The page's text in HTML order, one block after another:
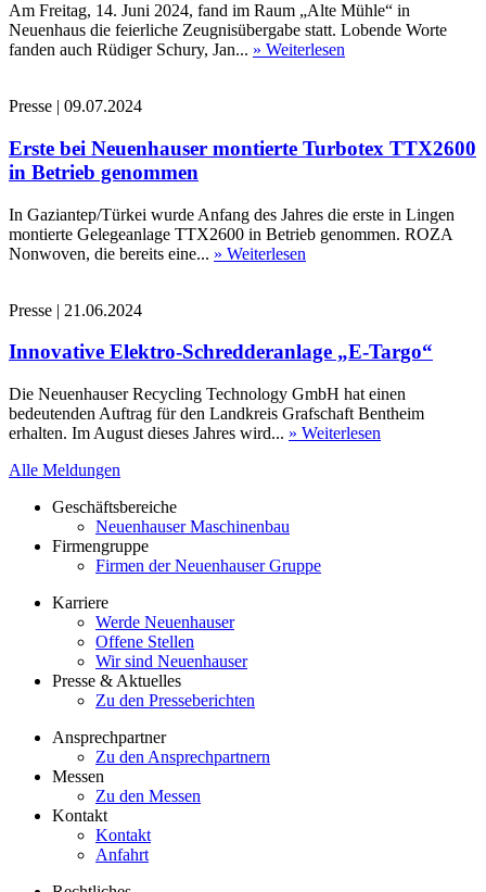
Am Freitag, 14. Juni 2024, fand im Raum „Alte Mühle“ in
Neuenhaus die feierliche Zeugnisübergabe statt. Lobende Worte
fanden auch Rüdiger Schury, Jan... » Weiterlesen
Presse | 09.07.2024
Erste bei Neuenhauser montierte Turbotex TTX2600
in Betrieb genommen
In Gaziantep/Türkei wurde Anfang des Jahres die erste in Lingen
montierte Gelegeanlage TTX2600 in Betrieb genommen. ROZA
Nonwoven, die bereits eine... » Weiterlesen
Presse | 21.06.2024
Innovative Elektro-Schredderanlage „E-Targo“
Die Neuenhauser Recycling Technology GmbH hat einen
bedeutenden Auftrag für den Landkreis Grafschaft Bentheim
erhalten. Im August dieses Jahres wird... » Weiterlesen
Alle Meldungen
Geschäftsbereiche
Neuenhauser Maschinenbau
Firmengruppe
Firmen der Neuenhauser Gruppe
Karriere
Werde Neuenhauser
Offene Stellen
Wir sind Neuenhauser
Presse & Aktuelles
Zu den Presseberichten
Ansprechpartner
Zu den Ansprechpartnern
Messen
Zu den Messen
Kontakt
Kontakt
Anfahrt